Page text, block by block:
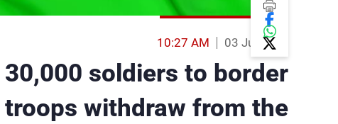
03 Jul 2014
10:27 AM
soldiers to border
withdraw from the